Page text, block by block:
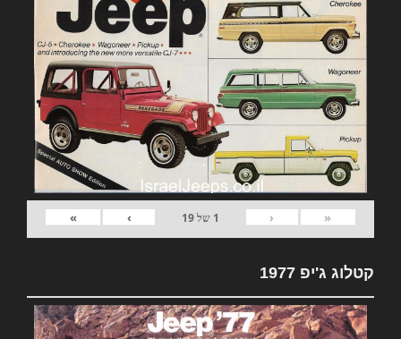
«
‹
1 של19
›
»
קטלוג ג'יפ 1977